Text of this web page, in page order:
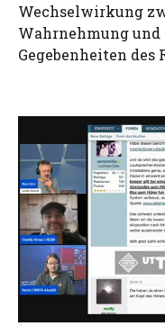
Wechselwirkung
Wahrnehmung
Gegebenheiten des